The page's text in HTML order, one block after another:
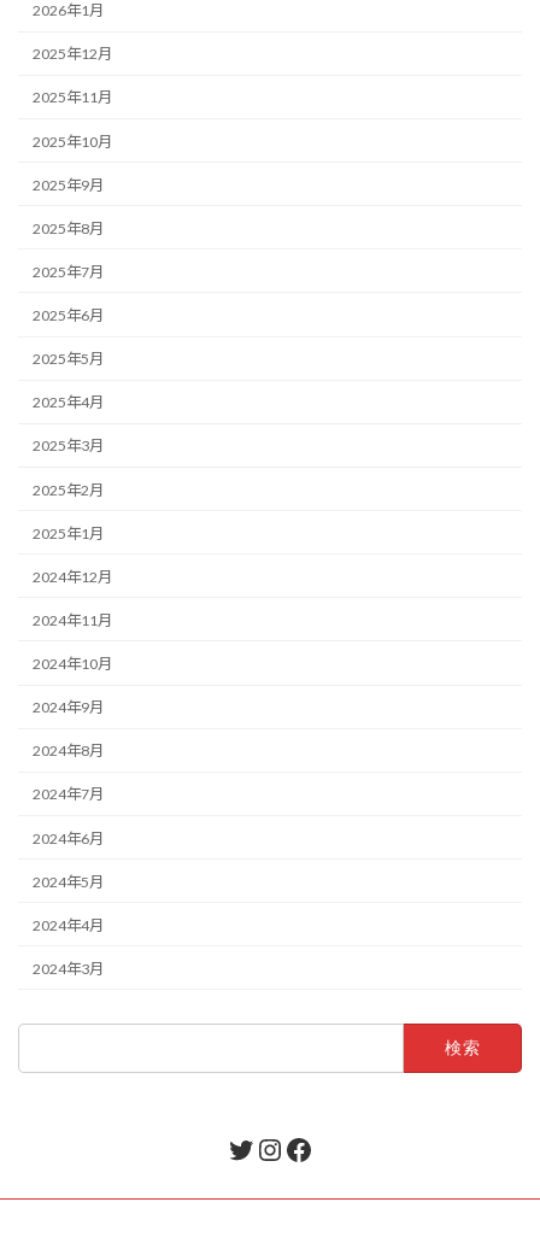
2026年1月
2025年12月
2025年11月
2025年10月
2025年9月
2025年8月
2025年7月
2025年6月
2025年5月
2025年4月
2025年3月
2025年2月
2025年1月
2024年12月
2024年11月
2024年10月
2024年9月
2024年8月
2024年7月
2024年6月
2024年5月
2024年4月
2024年3月
Twitter
Instagram
Facebook